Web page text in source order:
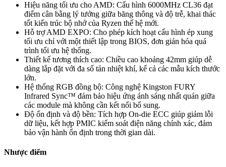
Hiệu năng tối ưu cho AMD: Cấu hình 6000MHz CL36 đạt
điểm cân bằng lý tưởng giữa băng thông và độ trễ, khai thác
tốt kiến trúc bộ nhớ của Ryzen thế hệ mới.
Hỗ trợ AMD EXPO: Cho phép kích hoạt cấu hình ép xung
tối ưu chỉ với một thiết lập trong BIOS, đơn giản hóa quá
trình tối ưu hệ thống.
Thiết kế tương thích cao: Chiều cao khoảng 42mm giúp dễ
dàng lắp đặt với đa số tản nhiệt khí, kể cả các mẫu kích thước
lớn.
Hệ thống RGB đồng bộ: Công nghệ Kingston FURY
Infrared Sync™ đảm bảo hiệu ứng ánh sáng nhất quán giữa
các module mà không cần kết nối bổ sung.
Độ ổn định và độ bền: Tích hợp On-die ECC giúp giảm lỗi
dữ liệu, kết hợp PMIC kiểm soát điện năng chính xác, đảm
bảo vận hành ổn định trong thời gian dài.
Nhược điểm